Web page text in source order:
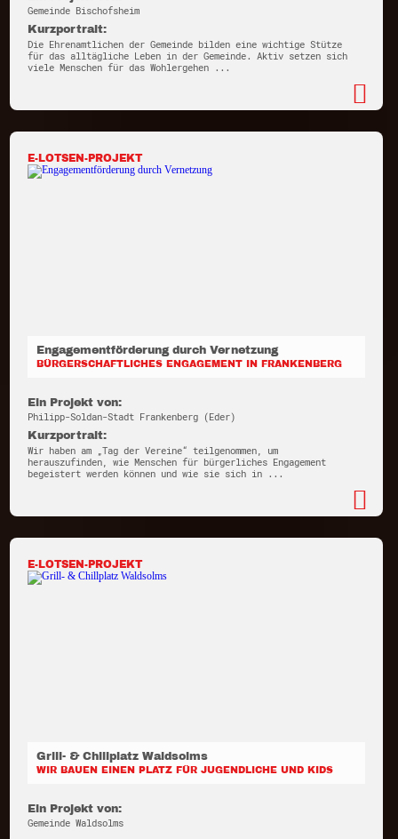
Gemeinde Bischofsheim
Kurzportrait:
Die Ehrenamtlichen der Gemeinde bilden eine wichtige Stütze
für das alltägliche Leben in der Gemeinde. Aktiv setzen sich
viele Menschen für das Wohlergehen ...
E-LOTSEN-PROJEKT
Engagementförderung durch Vernetzung
BÜRGERSCHAFTLICHES ENGAGEMENT IN FRANKENBERG
Ein Projekt von:
Philipp-Soldan-Stadt Frankenberg (Eder)
Kurzportrait:
Wir haben am „Tag der Vereine“ teilgenommen, um
herauszufinden, wie Menschen für bürgerliches Engagement
begeistert werden können und wie sie sich in ...
E-LOTSEN-PROJEKT
Grill- & Chillplatz Waldsolms
WIR BAUEN EINEN PLATZ FÜR JUGENDLICHE UND KIDS
Ein Projekt von:
Gemeinde Waldsolms